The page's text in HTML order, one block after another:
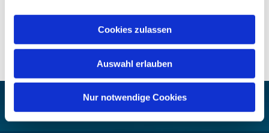
Cookies zulassen
Auswahl erlauben
Nur notwendige Cookies